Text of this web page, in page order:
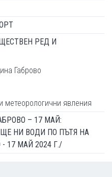
РЕД И
Габрово
метеорологични явления
– 17 МАЙ:
НИ ВОДИ ПО ПЪТЯ НА
17 МАЙ 2024 Г./